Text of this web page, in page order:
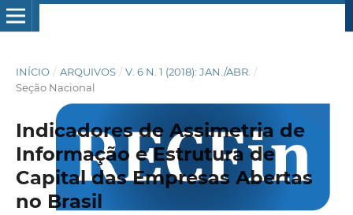
INÍCIO / ARQUIVOS / V. 6 N. 1 (2018): JAN./ABR. /
Seção Nacional
Indicadores de Assimetria de
Informação e Estrutura de
Capital das Empresas Abertas
no Brasil